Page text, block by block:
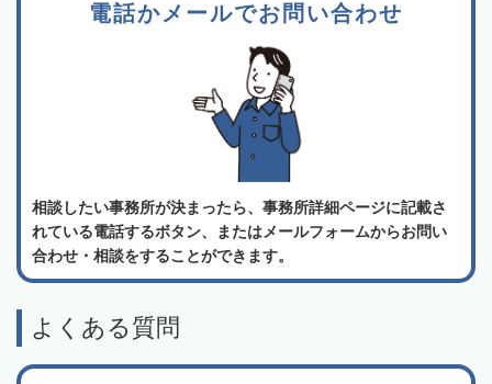
電話かメールでお問い合わせ
相談したい事務所が決まったら、事務所詳細ページに記載さ
れている電話するボタン、またはメールフォームからお問い
合わせ・相談をすることができます。
よくある質問